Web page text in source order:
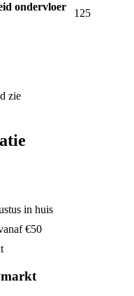
ondervloer
125
zie
in huis
€50